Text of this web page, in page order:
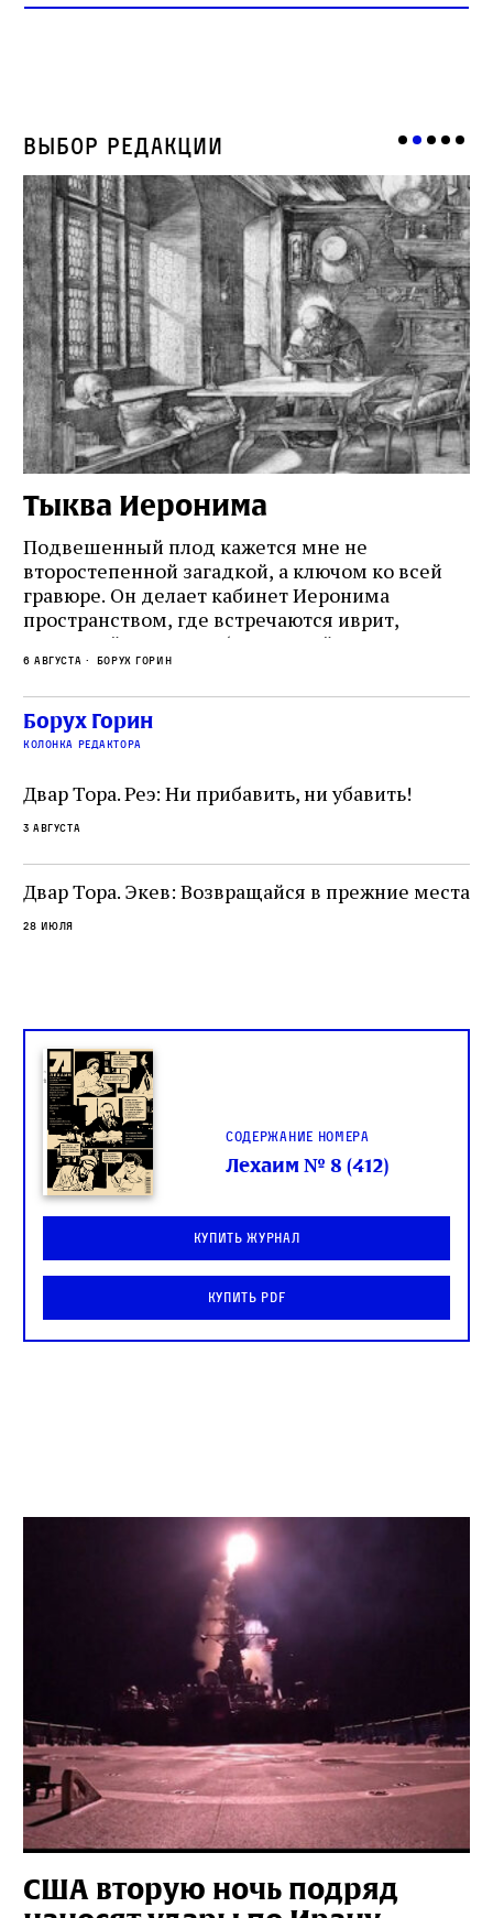
Выбор редакции
Тыква Иеронима
Подвешенный плод кажется мне не
второстепенной загадкой, а ключом ко всей
гравюре. Он делает кабинет Иеронима
пространством, где встречаются иврит,
греческий и латынь; буквальный смысл и
церковная традиция; филологическая
точность и понятность; переводчик,
убеждённый в необходимости исправления, и
читатель, воспринимающий исправление как
не просто покровитель переводчиков,
окружённый книгами. Перед нами человек,
одно решение которого вызвало возмущение
целой общины и стало частью многовекового
спора о том, кому принадлежит последнее
слово в переводе Библии
6 августа Борух Горин
Борух Горин
колонка редактора
Двар Тора. Реэ: Ни прибавить, ни убавить!
3 августа
Двар Тора. Экев: Возвращайся в прежние места
28 июля
Содержание номера
Лехаим № 8 (412)
Купить журнал
Купить PDF
США вторую ночь подряд